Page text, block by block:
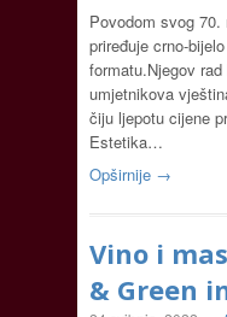
Povodom svog
priređuje crno-
formatu.Njegov
umjetnikova
čiju ljepotu cijene
Estetika…
Opširnije →
Vino i
& Green